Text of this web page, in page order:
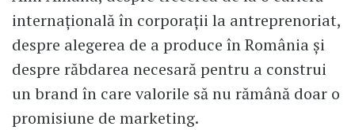
internațională în corporații la antreprenoriat,
despre alegerea de a produce în România și
despre răbdarea necesară pentru a construi
un brand în care valorile să nu rămână doar o
promisiune de marketing.